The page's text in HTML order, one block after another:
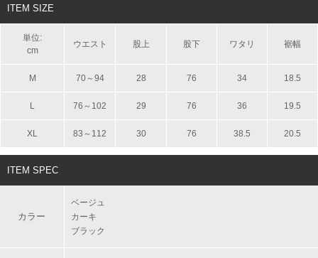
ITEM SIZE
単位:
cm
ウエスト 股上 股下 ワタリ 裾幅
M 70～94 28 76 34 18.5
L 76～102 29 76 36 19.5
XL 83～112 30 76 38.5 20.5
ITEM SPEC
カラー
ベージュ
カーキ
ブラック